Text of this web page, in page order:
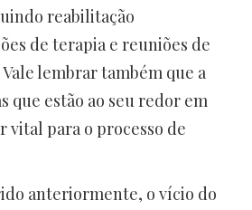
reabilitação
de terapia e reuniões de
lembrar também que a
que estão ao seu redor em
vital para o processo de
anteriormente, o vício do